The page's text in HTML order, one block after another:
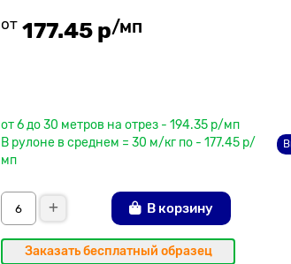
от 177.45 р/мп
от 6 до 30 метров на отрез - 194.35 р/мп
В рулоне в среднем = 30 м/кг по - 177.45 р/
мп
В корзину
Заказать бесплатный образец